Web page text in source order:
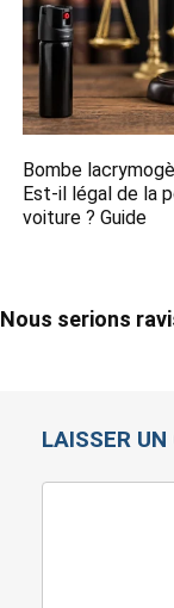
Bombe
Est-il légal de la
voiture ? Guide
Nous serions
LAISSER